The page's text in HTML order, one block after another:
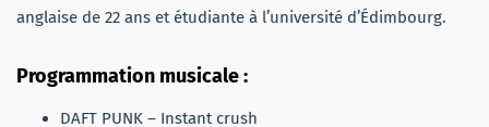
anglaise de 22 ans et étudiante à l’université d’Édimbourg.
Programmation musicale :
DAFT PUNK – Instant crush